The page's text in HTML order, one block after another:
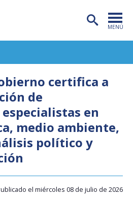
MENÚ
CARRERAS
certifica a
de
en
medio ambiente,
político y
el miércoles 08 de julio de 2026